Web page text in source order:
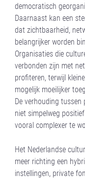
democratisch
Daarnaast kan een
dat zichtbaarheid,
belangrijker worden
Organisaties die
verbonden zijn met
profiteren, terwijl
mogelijk moeilijker
De verhouding
niet simpelweg
vooral complexer te
Het Nederlandse
meer richting een
instellingen, private